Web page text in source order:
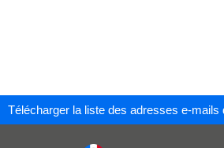
Télécharger la liste des adresses e-